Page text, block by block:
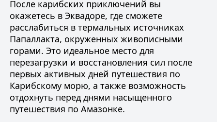
После карибских приключений вы
окажетесь в Эквадоре, где сможете
расслабиться в термальных источниках
Папаллакта, окруженных живописными
горами. Это идеальное место для
перезагрузки и восстановления сил после
первых активных дней путешествия по
Карибскому морю, а также возможность
отдохнуть перед днями насыщенного
путешествия по Амазонке.